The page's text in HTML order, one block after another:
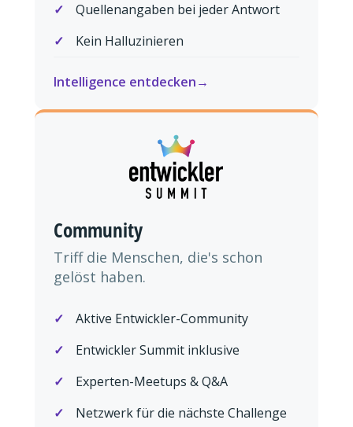
Quellenangaben bei jeder Antwort
Kein Halluzinieren
Intelligence entdecken
Community
Triff die Menschen, die's schon
gelöst haben.
Aktive Entwickler-Community
Entwickler Summit inklusive
Experten-Meetups & Q&A
Netzwerk für die nächste Challenge